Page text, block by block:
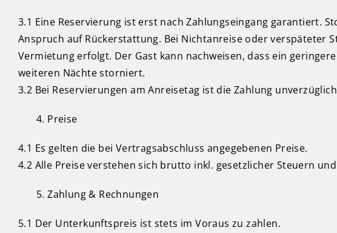
3.1 Eine Reservierung ist erst nach Zahlungseingang garantiert.
Anspruch auf Rückerstattung. Bei Nichtanreise oder verspäteter
Vermietung erfolgt. Der Gast kann nachweisen, dass ein
weiteren Nächte storniert.
3.2 Bei Reservierungen am Anreisetag ist die Zahlung
Preise
4.1 Es gelten die bei Vertragsabschluss angegebenen Preise.
4.2 Alle Preise verstehen sich brutto inkl. gesetzlicher Steuern
Zahlung & Rechnungen
5.1 Der Unterkunftspreis ist stets im Voraus zu zahlen.